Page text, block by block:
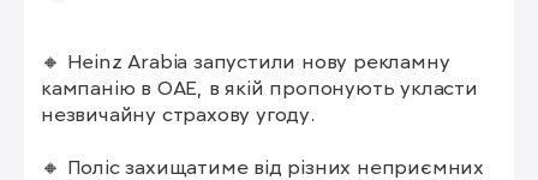
🔸 Heinz Arabia запустили нову рекламну
кампанію в ОАЕ, в якій пропонують укласти
незвичайну страхову угоду.
🔸 Поліс захищатиме від різних неприємних